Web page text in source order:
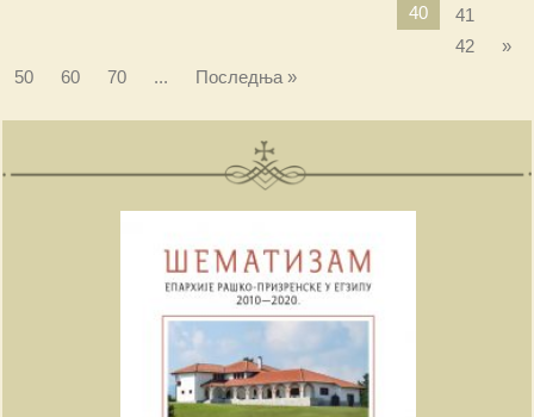
40
41
42
»
50
60 70 ... Последња »